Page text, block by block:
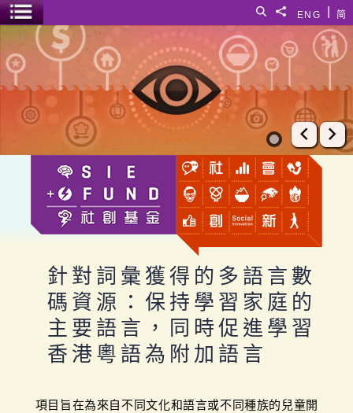
简
ENG
分享給
搜尋
選單開關
針對詞彙獲得的多語言數碼資源：保持學習家庭的主要語言，
上一張
下
針對詞彙獲得的多語言數
碼資源：保持學習家庭的
主要語言，同時促進學習
香港粵語為附加語言
項目旨在為來自不同文化和語言或不同種族的兒童開